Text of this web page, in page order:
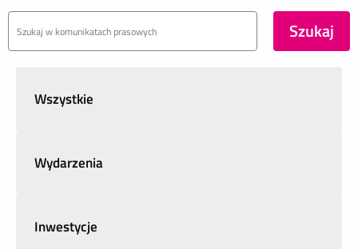
Wszystkie
Wydarzenia
Inwestycje